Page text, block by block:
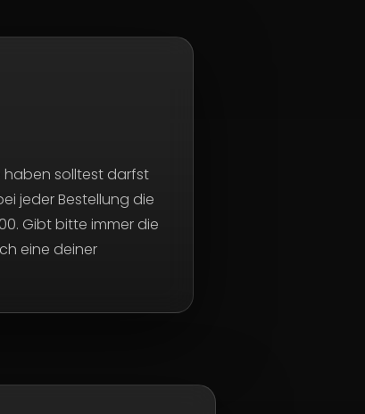
haben solltest darfst
jeder Bestellung die
Gibt bitte immer die
eine deiner